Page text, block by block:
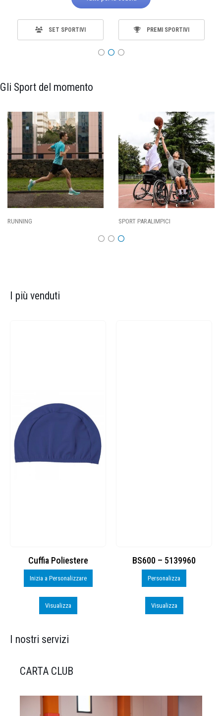
SET SPORTIVI PREMI SPORTIVI
Gli Sport del momento
SPORT PARALIMPICI
I più venduti
Cuffia Poliestere
Inizia a Personalizzare
Visualizza
BS600 – 5139960
Personalizza
Visualizza
I nostri servizi
CARTA CLUB